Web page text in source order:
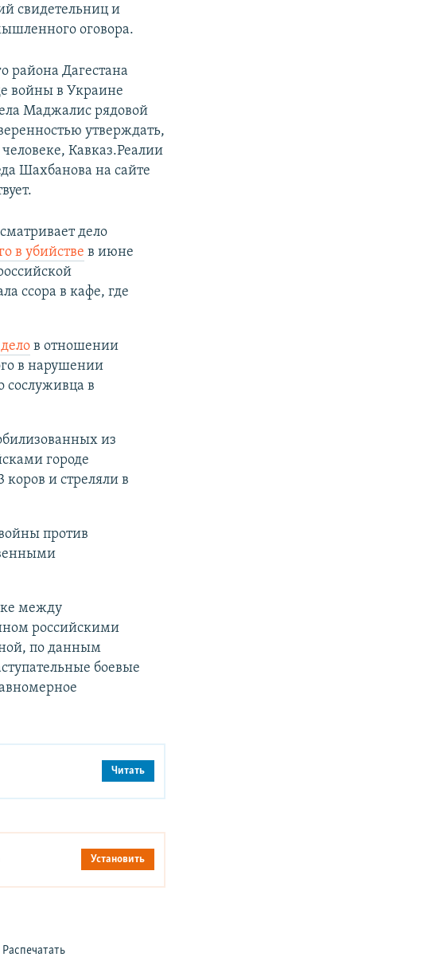
свидетельниц и
оговора.
района Дагестана
войны в Украине
Маджалис рядовой
утверждать,
Кавказ.Реалии
Шахбанова на сайте
дело
в убийстве в июне
ссора в кафе, где
в отношении
в нарушении
сослуживца в
из
городе
и стреляли в
против
между
российскими
по данным
боевые
Читать
Установить
Распечатать